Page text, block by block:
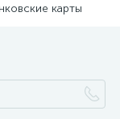
карты